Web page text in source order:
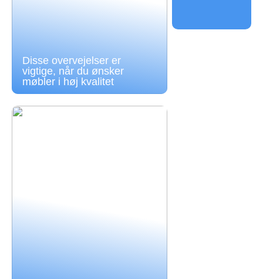
Disse overvejelser er
vigtige, når du ønsker
møbler i høj kvalitet